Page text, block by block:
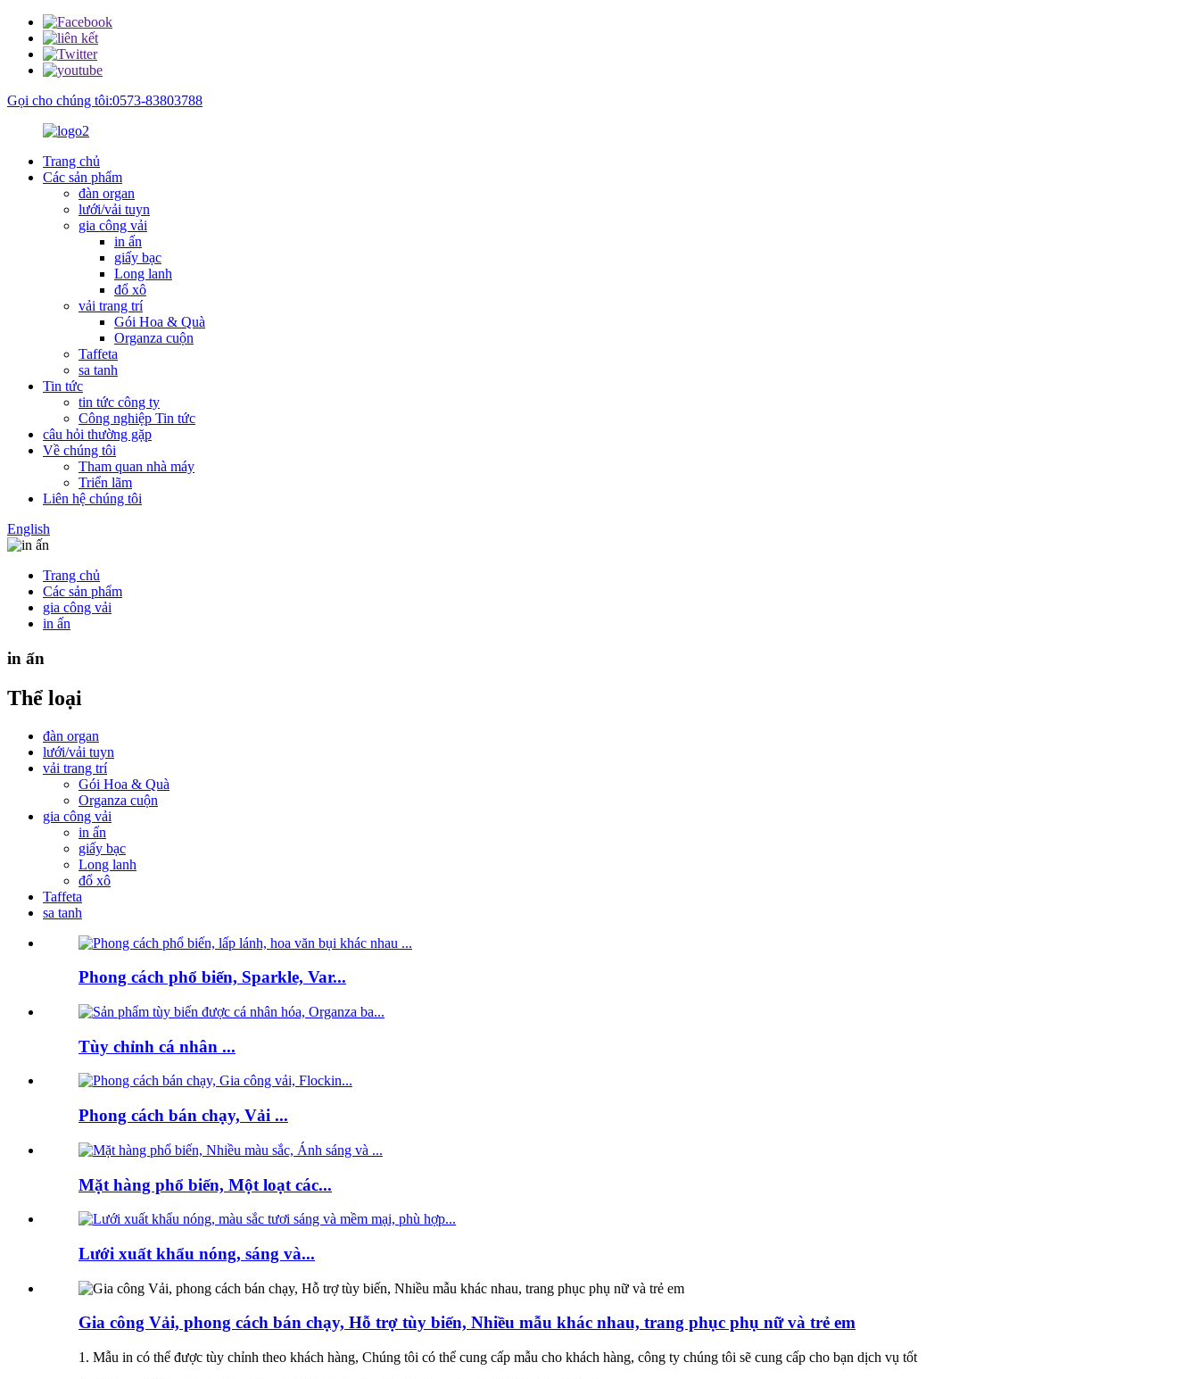
Gọi cho chúng tôi:0573-83803788
Trang chủ
Các sản phẩm
đàn organ
lưới/vải tuyn
gia công vải
in ấn
giấy bạc
Long lanh
đổ xô
vải trang trí
Gói Hoa & Quà
Organza cuộn
Taffeta
sa tanh
Tin tức
tin tức công ty
Công nghiệp Tin tức
câu hỏi thường gặp
Về chúng tôi
Tham quan nhà máy
Triển lãm
Liên hệ chúng tôi
English
Trang chủ
Các sản phẩm
gia công vải
in ấn
in ấn
Thể loại
đàn organ
lưới/vải tuyn
vải trang trí
Gói Hoa & Quà
Organza cuộn
gia công vải
in ấn
giấy bạc
Long lanh
đổ xô
Taffeta
sa tanh
Phong cách phổ biến, Sparkle, Var...
Tùy chỉnh cá nhân ...
Phong cách bán chạy, Vải ...
Mặt hàng phổ biến, Một loạt các...
Lưới xuất khẩu nóng, sáng và...
Gia công Vải, phong cách bán chạy, Hỗ trợ tùy biến, Nhiều mẫu khác nhau, trang phục phụ nữ và trẻ em
1. Mẫu in có thể được tùy chỉnh theo khách hàng, Chúng tôi có thể cung cấp mẫu cho khách hàng, công ty chúng tôi sẽ cung cấp cho bạn dịch vụ tốt